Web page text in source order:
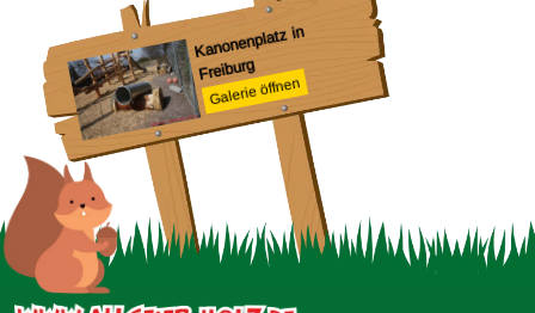
Kanonenplatz in
Freiburg
Galerie öffnen